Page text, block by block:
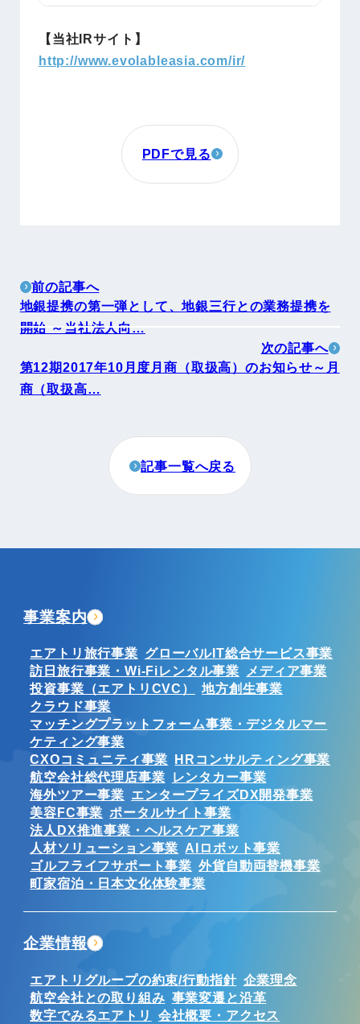
【当社IRサイト】
http://www.evolableasia.com/ir/
PDFで見る
前の記事へ
地銀提携の第一弾として、地銀三行との業務提携を
開始 ～当社法人向…
次の記事へ
第12期2017年10月度月商（取扱高）のお知らせ～月
商（取扱高…
記事一覧へ戻る
事業案内
エアトリ旅行事業 グローバルIT総合サービス事業
訪日旅行事業・Wi-Fiレンタル事業
メディア事業
投資事業（エアトリCVC）
地方創生事業
クラウド事業
マッチングプラットフォーム事業・デジタルマー
ケティング事業
CXOコミュニティ事業 HRコンサルティング事業
航空会社総代理店事業
レンタカー事業
海外ツアー事業 エンタープライズDX開発事業
美容FC事業 ポータルサイト事業
法人DX推進事業・ヘルスケア事業
人材ソリューション事業 AIロボット事業
ゴルフライフサポート事業 外貨自動両替機事業
町家宿泊・日本文化体験事業
企業情報
エアトリグループの約束/行動指針 企業理念
航空会社との取り組み 事業変遷と沿革
数字でみるエアトリ
会社概要・アクセス